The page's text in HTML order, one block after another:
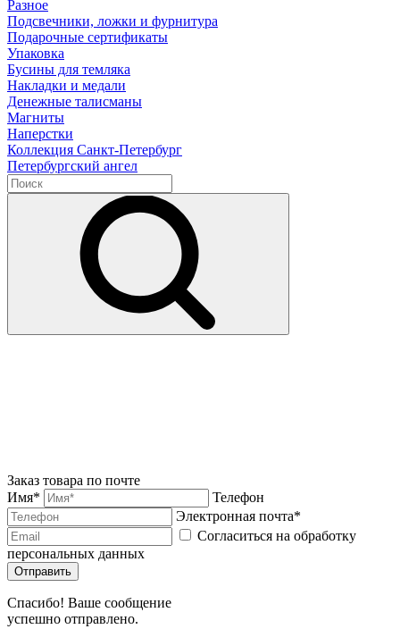
Разное
Подсвечники, ложки и фурнитура
Подарочные сертификаты
Упаковка
Бусины для темляка
Накладки и медали
Денежные талисманы
Магниты
Наперстки
Коллекция Санкт-Петербург
Петербургский ангел
Заказ товара по почте
Имя*
Телефон
Электронная почта*
Согласиться на обработку
персональных данных
Отправить
Спасибо! Ваше сообщение
успешно отправлено.